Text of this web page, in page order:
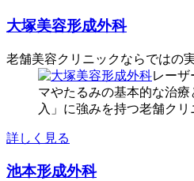
大塚美容形成外科
老舗美容クリニックならではの
レーザ
マやたるみの基本的な治
入」に強みを持つ老舗クリ
詳しく見る
池本形成外科